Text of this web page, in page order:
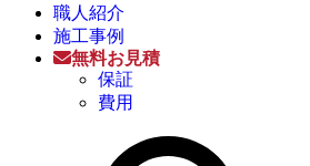
職人紹介
施工事例
無料お見積
保証
費用